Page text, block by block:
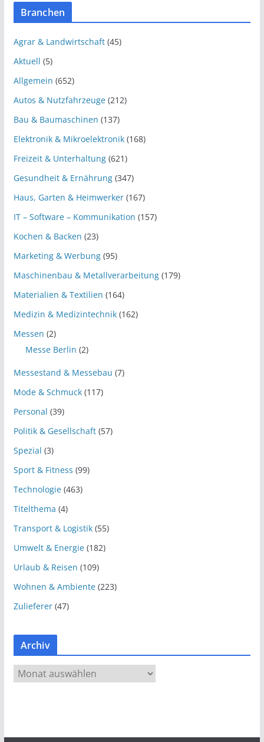
Branchen
Agrar & Landwirtschaft(45)
Aktuell (5)
Allgemein (652)
Autos & Nutzfahrzeuge(212)
Bau & Baumaschinen (137)
Elektronik & Mikroelektronik(168)
Freizeit & Unterhaltung(621)
Gesundheit & Ernährung(347)
Haus, Garten & Heimwerker(167)
IT – Software – Kommunikation (157)
Kochen & Backen (23)
Marketing & Werbung(95)
Maschinenbau & Metallverarbeitung(179)
Materialien & Textilien (164)
Medizin & Medizintechnik(162)
Messen (2)
Messe Berlin (2)
Messestand & Messebau (7)
Mode & Schmuck(117)
Personal (39)
Politik & Gesellschaft(57)
Spezial (3)
Sport & Fitness (99)
Technologie(463)
Titelthema (4)
Transport & Logistik(55)
Umwelt & Energie(182)
Urlaub & Reisen (109)
Wohnen & Ambiente(223)
Zulieferer(47)
Archiv
r